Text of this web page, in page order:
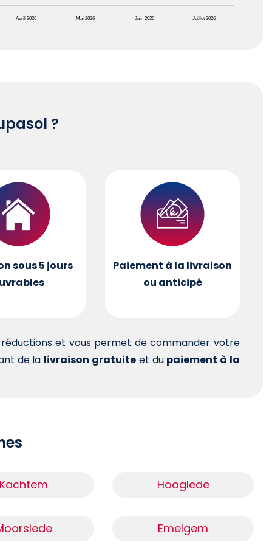
Avril 2026 Mai 2026 Juin 2026 Juillet 2026
?
sous 5 jours
Paiement à la livraison
ou anticipé
et vous permet de commander votre
de la livraison gratuite et du paiement à la
Hooglede
Emelgem